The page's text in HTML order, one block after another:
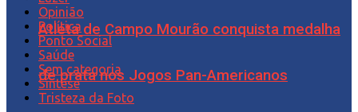
Atleta de Campo Mourão conquista medalha
de prata nos Jogos Pan-Americanos
Opinião
Política
Ponto Social
Saúde
Sem categoria
Síntese
Tristeza da Foto